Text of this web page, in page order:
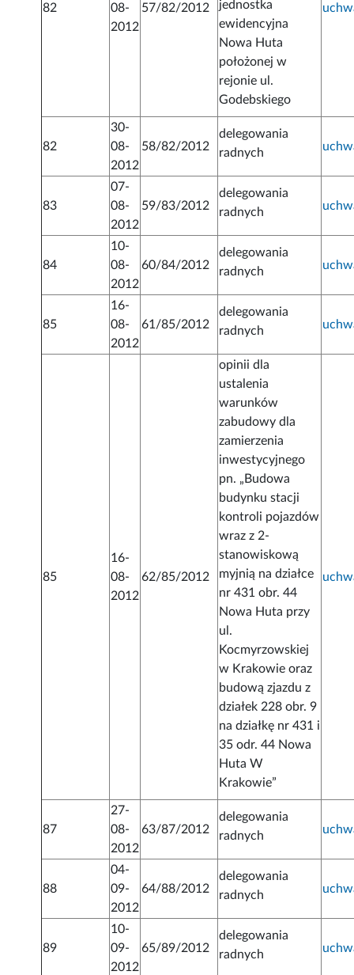
82
08-
2012
57/82/2012
jednostka
ewidencyjna
Nowa Huta
położonej w
rejonie ul.
Godebskiego
82
30-
08-
2012
58/82/2012
delegowania
radnych
83
07-
08-
2012
59/83/2012
delegowania
radnych
84
10-
08-
2012
60/84/2012
delegowania
radnych
85
16-
08-
2012
61/85/2012
delegowania
radnych
85
16-
08-
2012
62/85/2012
opinii dla
ustalenia
warunków
zabudowy dla
zamierzenia
inwestycyjnego
pn. „Budowa
budynku stacji
kontroli pojazdów
wraz z 2-
stanowiskową
myjnią na działce
nr 431 obr. 44
Nowa Huta przy
ul.
Kocmyrzowskiej
w Krakowie oraz
budową zjazdu z
działek 228 obr. 9
na działkę nr 431 i
35 odr. 44 Nowa
Huta W
Krakowie”
87
27-
08-
2012
63/87/2012
delegowania
radnych
88
04-
09-
2012
64/88/2012
delegowania
radnych
89
10-
09-
2012
65/89/2012
delegowania
radnych